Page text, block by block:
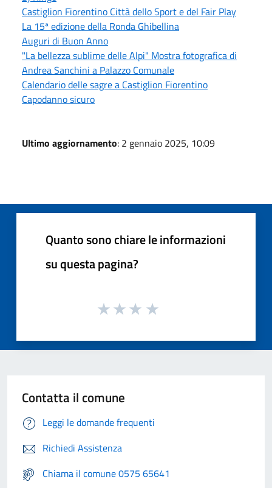
Castiglion Fiorentino Città dello Sport e del Fair Play
La 15ª edizione della Ronda Ghibellina
Auguri di Buon Anno
"La bellezza sublime delle Alpi" Mostra fotografica di
Andrea Sanchini a Palazzo Comunale
Calendario delle sagre a Castiglion Fiorentino
Capodanno sicuro
Ultimo aggiornamento: 2 gennaio 2025, 10:09
Quanto sono chiare le informazioni
su questa pagina?
Contatta il comune
Leggi le domande frequenti
Richiedi Assistenza
Chiama il comune 0575 65641